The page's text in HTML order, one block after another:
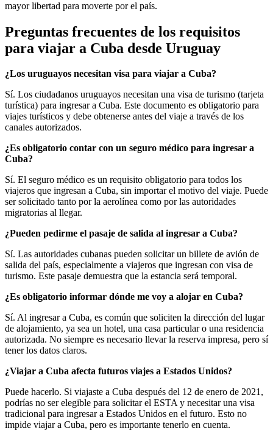
mayor libertad para moverte por el país.
Preguntas frecuentes de los requisitos
para viajar a Cuba desde Uruguay
¿Los uruguayos necesitan visa para viajar a Cuba?
Sí. Los ciudadanos uruguayos necesitan una visa de turismo (tarjeta
turística) para ingresar a Cuba. Este documento es obligatorio para
viajes turísticos y debe obtenerse antes del viaje a través de los
canales autorizados.
¿Es obligatorio contar con un seguro médico para ingresar a
Cuba?
Sí. El seguro médico es un requisito obligatorio para todos los
viajeros que ingresan a Cuba, sin importar el motivo del viaje. Puede
ser solicitado tanto por la aerolínea como por las autoridades
migratorias al llegar.
¿Pueden pedirme el pasaje de salida al ingresar a Cuba?
Sí. Las autoridades cubanas pueden solicitar un billete de avión de
salida del país, especialmente a viajeros que ingresan con visa de
turismo. Este pasaje demuestra que la estancia será temporal.
¿Es obligatorio informar dónde me voy a alojar en Cuba?
Sí. Al ingresar a Cuba, es común que soliciten la dirección del lugar
de alojamiento, ya sea un hotel, una casa particular o una residencia
autorizada. No siempre es necesario llevar la reserva impresa, pero sí
tener los datos claros.
¿Viajar a Cuba afecta futuros viajes a Estados Unidos?
Puede hacerlo. Si viajaste a Cuba después del 12 de enero de 2021,
podrías no ser elegible para solicitar el ESTA y necesitar una visa
tradicional para ingresar a Estados Unidos en el futuro. Esto no
impide viajar a Cuba, pero es importante tenerlo en cuenta.